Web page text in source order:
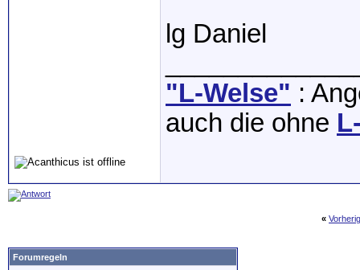
lg Daniel
"L-Welse" :
auch die ohne
«
Forumregeln